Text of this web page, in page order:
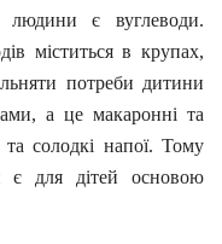
людини є вуглеводи.
міститься в крупах,
потреби дитини
а це макаронні та
солодкі напої. Тому
є для дітей основою